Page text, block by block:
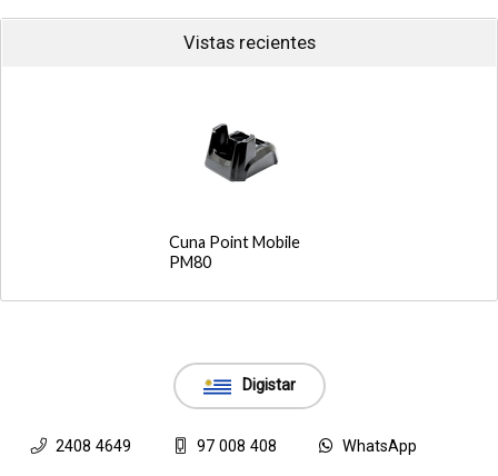
Vistas recientes
Cuna Point Mobile
PM80
Digistar
2408 4649 97 008 408 WhatsApp